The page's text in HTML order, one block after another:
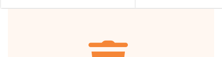
Hilfsbereitschaft!